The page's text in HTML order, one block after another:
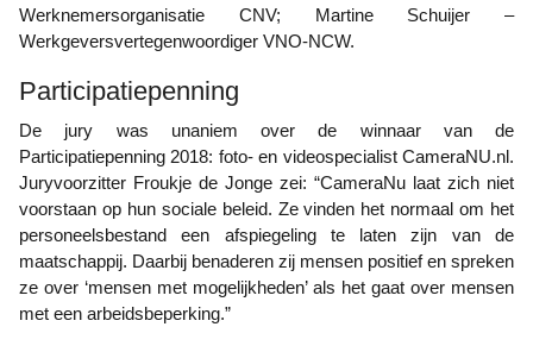
Werknemersorganisatie CNV; Martine Schuijer –
Werkgeversvertegenwoordiger VNO-NCW.
Participatiepenning
De jury was unaniem over de winnaar van de
Participatiepenning 2018: foto- en videospecialist CameraNU.nl.
Juryvoorzitter Froukje de Jonge zei: “CameraNu laat zich niet
voorstaan op hun sociale beleid. Ze vinden het normaal om het
personeelsbestand een afspiegeling te laten zijn van de
maatschappij. Daarbij benaderen zij mensen positief en spreken
ze over ‘mensen met mogelijkheden’ als het gaat over mensen
met een arbeidsbeperking.”